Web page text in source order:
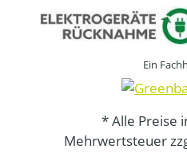
Ein
* Alle Preise
Mehrwertsteuer